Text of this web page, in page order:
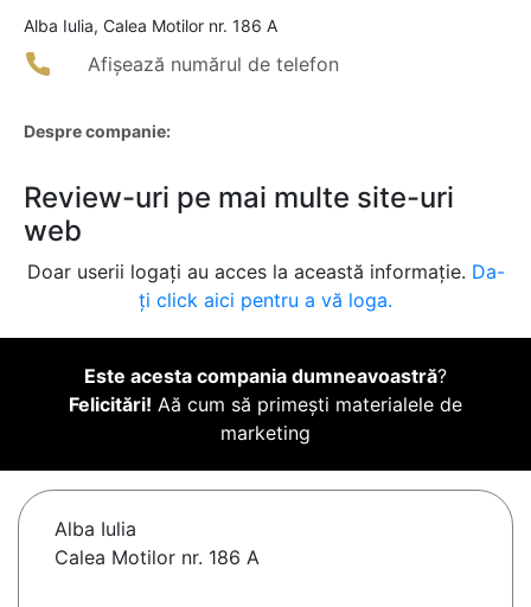
Alba Iulia, Calea Motilor nr. 186 A
Afișează numărul de telefon
Despre companie:
Review-uri pe mai multe site-uri
web
Doar userii logați au acces la această informație. Da-
ți click aici pentru a vă loga.
Este acesta compania dumneavoastră?
Felicitări! Aă cum să primești materialele de
marketing
Alba Iulia
Calea Motilor nr. 186 A